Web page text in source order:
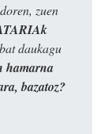
zuen
daukagu
hamarna
bazatoz?